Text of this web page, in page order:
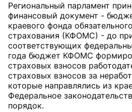
Региональный парламент
финансовый документ -
краевого фонда
страхования (КФОМС) - до
соответствующих
года бюджет КФОМС
страховых взносов
страховых взносов за
которые направлялись из
Федеральное
порядок.